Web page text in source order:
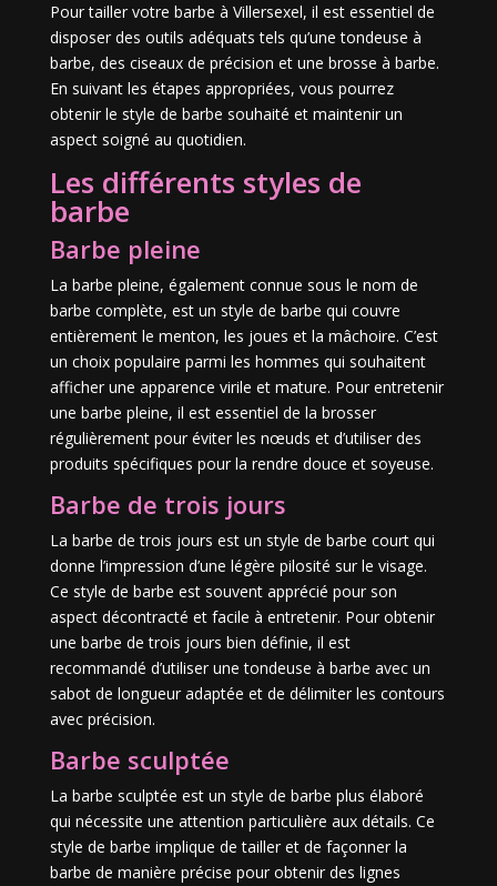
Pour tailler votre barbe à Villersexel, il est essentiel de
disposer des outils adéquats tels qu’une tondeuse à
barbe, des ciseaux de précision et une brosse à barbe.
En suivant les étapes appropriées, vous pourrez
obtenir le style de barbe souhaité et maintenir un
aspect soigné au quotidien.
Les différents styles de
barbe
Barbe pleine
La barbe pleine, également connue sous le nom de
barbe complète, est un style de barbe qui couvre
entièrement le menton, les joues et la mâchoire. C’est
un choix populaire parmi les hommes qui souhaitent
afficher une apparence virile et mature. Pour entretenir
une barbe pleine, il est essentiel de la brosser
régulièrement pour éviter les nœuds et d’utiliser des
produits spécifiques pour la rendre douce et soyeuse.
Barbe de trois jours
La barbe de trois jours est un style de barbe court qui
donne l’impression d’une légère pilosité sur le visage.
Ce style de barbe est souvent apprécié pour son
aspect décontracté et facile à entretenir. Pour obtenir
une barbe de trois jours bien définie, il est
recommandé d’utiliser une tondeuse à barbe avec un
sabot de longueur adaptée et de délimiter les contours
avec précision.
Barbe sculptée
La barbe sculptée est un style de barbe plus élaboré
qui nécessite une attention particulière aux détails. Ce
style de barbe implique de tailler et de façonner la
barbe de manière précise pour obtenir des lignes